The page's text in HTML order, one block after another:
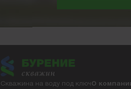
Скважина на воду под ключО